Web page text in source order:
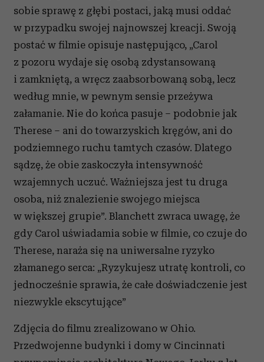
sobie sprawę z głębi postaci, jaką musi oddać
w przypadku swojej najnowszej kreacji. Swoją
postać w filmie opisuje następująco, „Carol
z pozoru wydaje się osobą zdystansowaną
i zamkniętą, a wręcz zaabsorbowaną sobą, lecz
według mnie, w pewnym sensie przeżywa
załamanie. Nie do końca pasuje – podobnie jak
Therese – ani do towarzyskich kręgów, ani do
podziemnego ruchu tamtych czasów. Dlatego
sądzę, że obie zaskoczyła intensywność
wzajemnych uczuć. Ważniejsza jest tu druga
osoba, niż znalezienie swojego miejsca
w większej grupie”. Blanchett zwraca uwagę, że
gdy Carol uświadamia sobie w filmie, co czuje do
Therese, naraża się na uniwersalne ryzyko
złamanego serca: „Ryzykujesz utratę kontroli, co
jednocześnie sprawia, że całe doświadczenie jest
niezwykle ekscytujące”
Zdjęcia do filmu zrealizowano w Ohio.
Przedwojenne budynki i domy w Cincinnati